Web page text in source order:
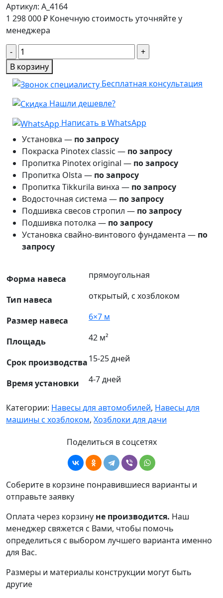
Артикул: A_4164
1 298 000₽ Конечную стоимость уточняйте у
менеджера
Количество
товара
Навес
6×7
Полесье
хозблоком
В корзину
Бесплатная консультация
Нашли дешевле?
Написать в WhatsApp
Установка — по запросу
Покраска Pinotex classic — по запросу
Пропитка Pinotex original — по запросу
Пропитка Olsta — по запросу
Пропитка Tikkurila винха — по запросу
Водосточная система — по запросу
Подшивка свесов стропил — по запросу
Подшивка потолка — по запросу
Установка свайно-винтового фундамента — по
запросу
Форма навеса прямоугольная
Тип навеса открытый, с хозблоком
Размер навеса 6×7 м
Площадь 42 м²
Срок производства15-25 дней
Время установки 4-7 дней
Категории: Навесы для автомобилей, Навесы для
машины с хозблоком, Хозблоки для дачи
Поделиться в соцсетях
Соберите в корзине понравившиеся варианты и
отправьте заявку
Оплата через корзину не производится. Наш
менеджер свяжется с Вами, чтобы помочь
определиться с выбором лучшего варианта именно
для Вас.
Размеры и материалы конструкции могут быть
другие